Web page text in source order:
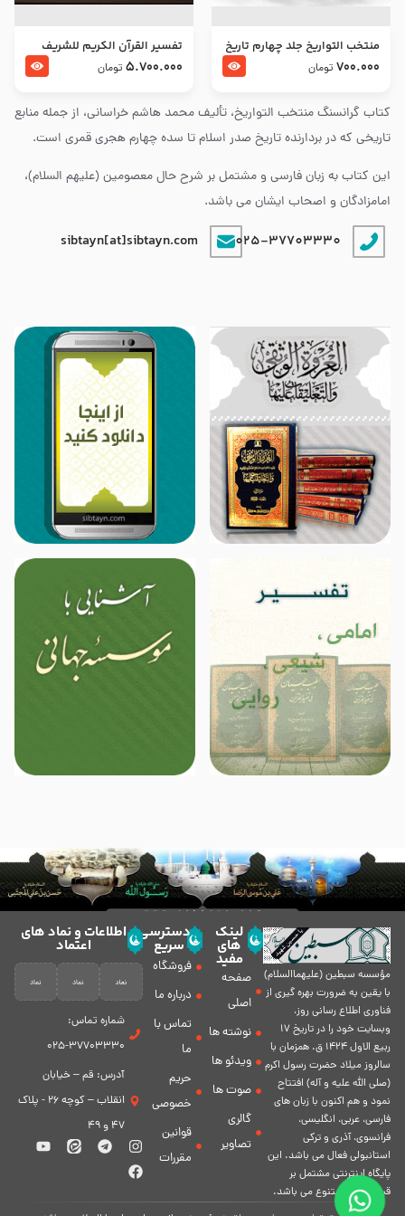
کتاب گرانسنگ منتخب التواريخ، تألیف محمد هاشم خراسانی، از جمله منابع
تاریخی که در بردارنده تاریخ صدر اسلام تا سده چهارم هجری قمری است.
این کتاب به زبان فارسی و مشتمل بر شرح حال معصومین (علیهم السلام)،
امامزادگان و اصحاب ایشان می باشد.
025-37703330
sibtayn[at]sibtayn.com
منتخب التواریخ جلد چهارم تاریخ
امام زین العابدین و امام محمد
700.000 تومان
تفسير القرآن الكريم للشريف
المرتضي قدس سرّه
5.700.000 تومان
مؤسسه سبطين (عليهماالسلام)
با يقين به ضرورت بهره گیرى از
فناورى اطلاع رسانى روز،
وبسایت خود را در تاريخ 17
ربيع الاول 1424 ق. همزمان با
سالروز ميلاد حضرت رسول اكرم
(صلی الله علیه و آله) افتتاح
نمود و هم اكنون با زبان های
فارسی، عربى، انگلیسی،
فرانسوی، آذری و ترکی
استانبولی فعال مى باشد. اين
پايگاه اينترنتى مشتمل بر
قسمت هاى متنوع مى باشد.
لینک
های
مفید
صفحه
اصلی
نوشته ها
ویدئو ها
صوت ها
گالری
تصاویر
دسترسی
سریع
فروشگاه
درباره ما
تماس با
ما
حریم
خصوصی
قوانین
مقررات
اطلاعات و نماد های
اعتماد
شماره تماس:
37703330-025
آدرس: قم – خیابان
انقلاب – کوچه 26 - پلاک
47 و 49